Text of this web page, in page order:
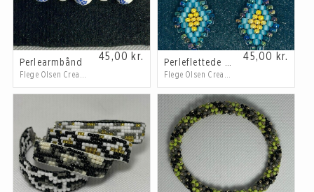
Perlearmbånd
45,00 kr. 45,00 kr.